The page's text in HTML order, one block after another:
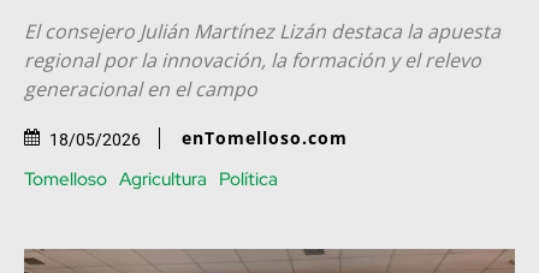
El consejero Julián Martínez Lizán destaca la apuesta
regional por la innovación, la formación y el relevo
generacional en el campo
18/05/2026 enTomelloso.com
Tomelloso Agricultura Política